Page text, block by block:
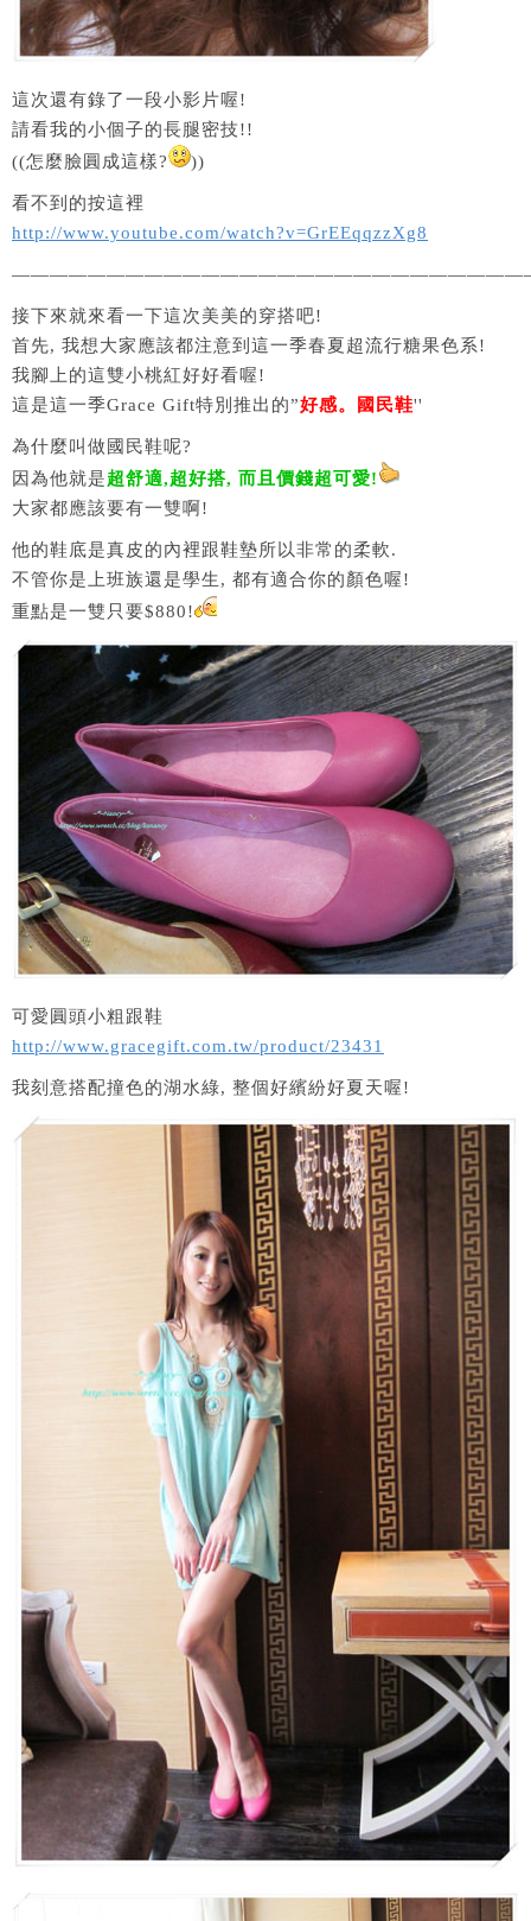
這次還有錄了一段小影片喔!
請看我的小個子的長腿密技!!
((怎麼臉圓成這樣?
))
看不到的按這裡
http://www.youtube.com/watch?v=GrEEqqzzXg8
接下來就來看一下這次美美的穿搭吧!
首先, 我想大家應該都注意到這一季春夏超流行糖果色系!
我腳上的這雙小桃紅好好看喔!
這是這一季Grace Gift特別推出的”好感。國民鞋''
為什麼叫做國民鞋呢?
因為他就是超舒適,超好搭, 而且價錢超可愛!
大家都應該要有一雙啊!
他的鞋底是真皮的內裡跟鞋墊所以非常的柔軟.
不管你是上班族還是學生, 都有適合你的顏色喔!
重點是一雙只要$880!
可愛圓頭小粗跟鞋
http://www.gracegift.com.tw/product/23431
我刻意搭配撞色的湖水綠, 整個好繽紛好夏天喔!